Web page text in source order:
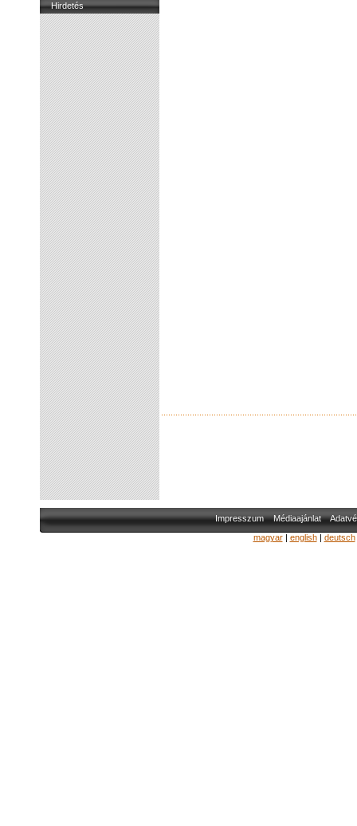
Hirdetés
Impresszum Médiaajánlat
magyar| english| deutsch